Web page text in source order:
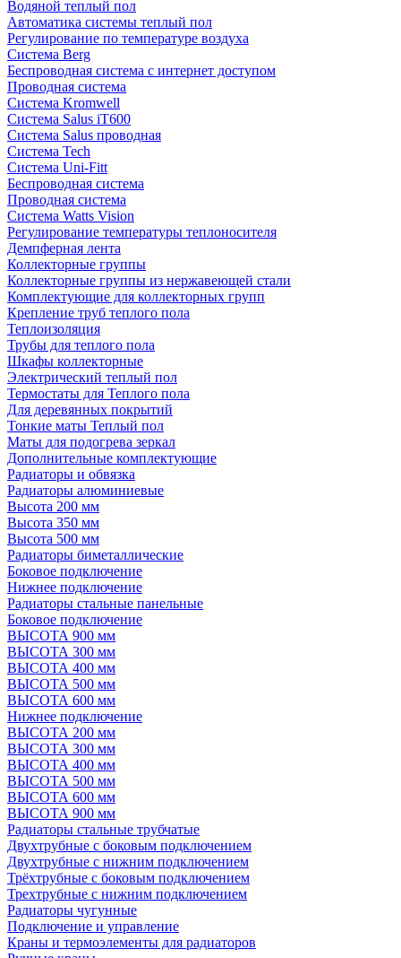
Водяной теплый пол
Автоматика системы теплый пол
Регулирование по температуре воздуха
Система Berg
Беспроводная система с интернет доступом
Проводная система
Система Kromwell
Система Salus iT600
Система Salus проводная
Система Tech
Система Uni-Fitt
Беспроводная система
Проводная система
Система Watts Vision
Регулирование температуры теплоносителя
Демпферная лента
Коллекторные группы
Коллекторные группы из нержавеющей стали
Комплектующие для коллекторных групп
Крепление труб теплого пола
Теплоизоляция
Трубы для теплого пола
Шкафы коллекторные
Электрический теплый пол
Термостаты для Теплого пола
Для деревянных покрытий
Тонкие маты Теплый пол
Маты для подогрева зеркал
Дополнительные комплектующие
Радиаторы и обвязка
Радиаторы алюминиевые
Высота 200 мм
Высота 350 мм
Высота 500 мм
Радиаторы биметаллические
Боковое подключение
Нижнее подключение
Радиаторы стальные панельные
Боковое подключение
ВЫСОТА 900 мм
ВЫСОТА 300 мм
ВЫСОТА 400 мм
ВЫСОТА 500 мм
ВЫСОТА 600 мм
Нижнее подключение
ВЫСОТА 200 мм
ВЫСОТА 300 мм
ВЫСОТА 400 мм
ВЫСОТА 500 мм
ВЫСОТА 600 мм
ВЫСОТА 900 мм
Радиаторы стальные трубчатые
Двухтрубные с боковым подключением
Двухтрубные с нижним подключением
Трёхтрубные с боковым подключением
Трехтрубные с нижним подключением
Радиаторы чугунные
Подключение и управление
Краны и термоэлементы для радиаторов